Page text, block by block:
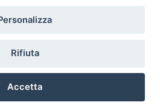
Rifiuta
Accetta